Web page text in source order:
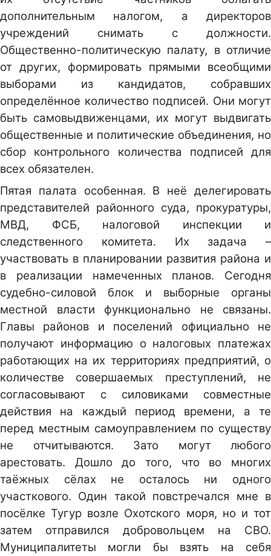
дополнительным налогом, а директоров
учреждений снимать с должности.
Общественно-политическую палату, в отличие
от других, формировать прямыми всеобщими
выборами из кандидатов, собравших
определённое количество подписей. Они могут
быть самовыдвиженцами, их могут выдвигать
общественные и политические объединения, но
сбор контрольного количества подписей для
всех обязателен.
Пятая палата особенная. В неё делегировать
представителей районного суда, прокуратуры,
МВД, ФСБ, налоговой инспекции и
следственного комитета. Их задача –
участвовать в планировании развития района и
в реализации намеченных планов. Сегодня
судебно-силовой блок и выборные органы
местной власти функционально не связаны.
Главы районов и поселений официально не
получают информацию о налоговых платежах
работающих на их территориях предприятий, о
количестве совершаемых преступлений, не
согласовывают с силовиками совместные
действия на каждый период времени, а те
перед местным самоуправлением по существу
не отчитываются. Зато могут любого
арестовать. Дошло до того, что во многих
таёжных сёлах не осталось ни одного
участкового. Один такой повстречался мне в
посёлке Тугур возле Охотского моря, но и тот
затем отправился добровольцем на СВО.
Муниципалитеты могли бы взять на себя